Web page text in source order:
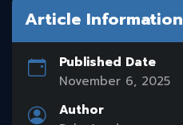
Article Information
Published Date
November 6, 2025
Author